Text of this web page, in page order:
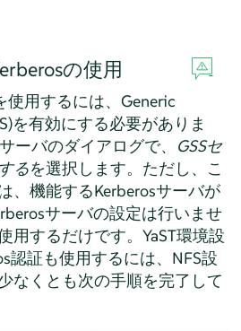
の使用
使用するには、Generic
を有効にする必要がありま
ーバのダイアログで、
GSSセ
るを選択します。ただし、こ
、機能するKerberosサーバが
サーバの設定は行いませ
用するだけです。YaST環境設
認証も使用するには、NFS設
なくとも次の手順を完了して